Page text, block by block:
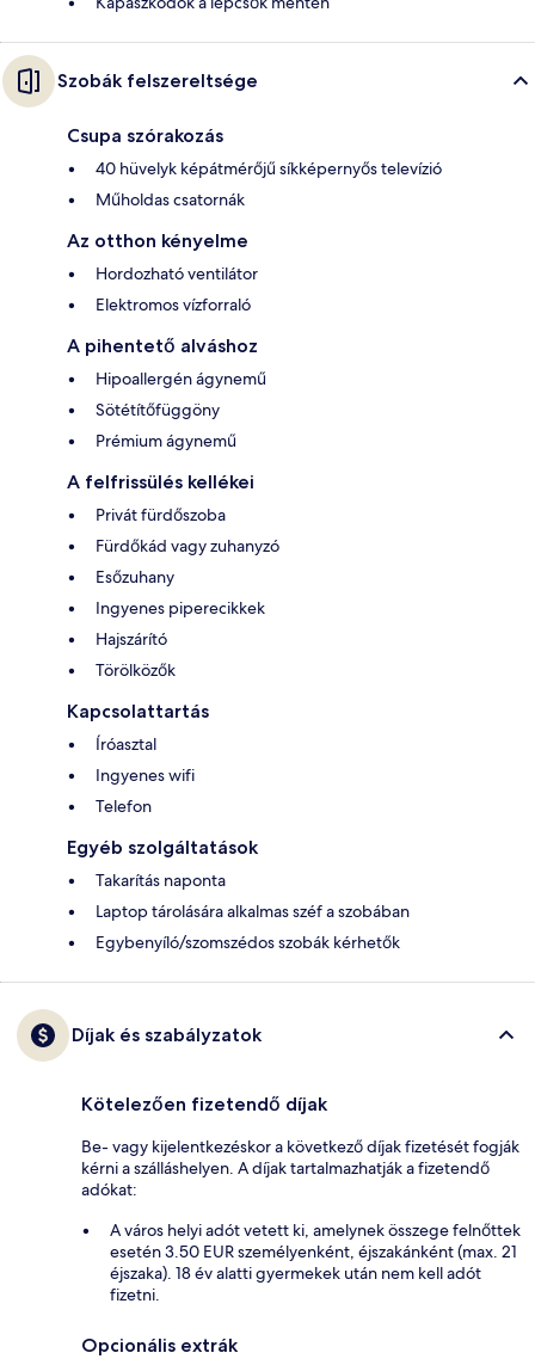
Szobák felszereltsége
Csupa szórakozás
40 hüvelyk képátmérőjű síkképernyős televízió
Műholdas csatornák
Az otthon kényelme
Hordozható ventilátor
Elektromos vízforraló
A pihentető alváshoz
Hipoallergén ágynemű
Sötétítőfüggöny
Prémium ágynemű
A felfrissülés kellékei
Privát fürdőszoba
Fürdőkád vagy zuhanyzó
Esőzuhany
Ingyenes piperecikkek
Hajszárító
Törölközők
Kapcsolattartás
Íróasztal
Ingyenes wifi
Telefon
Egyéb szolgáltatások
Takarítás naponta
Laptop tárolására alkalmas széf a szobában
Egybenyíló/szomszédos szobák kérhetők
Díjak és szabályzatok
Kötelezően fizetendő díjak
Be- vagy kijelentkezéskor a következő díjak fizetését fogják
kérni a szálláshelyen. A díjak tartalmazhatják a fizetendő
adókat:
A város helyi adót vetett ki, amelynek összege felnőttek
esetén 3.50 EUR személyenként, éjszakánként (max. 21
éjszaka). 18 év alatti gyermekek után nem kell adót
fizetni.
Opcionális extrák